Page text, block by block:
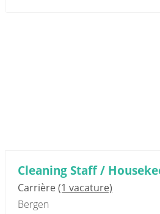
Cleaning Staff /
Carrière(1 vacature)
Bergen